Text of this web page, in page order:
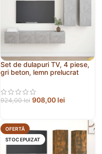
Set de dulapuri TV, 4 piese,
gri beton, lemn prelucrat
924,00lei 908,00 lei
OFERTĂ
STOC EPUIZAT